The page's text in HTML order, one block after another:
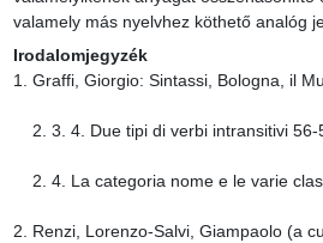
valamely más nyelvhez köthető analóg
Irodalomjegyzék
1. Graffi, Giorgio: Sintassi, Bologna, il
2. 3. 4. Due tipi di verbi intransitivi 56-
2. 4. La categoria nome e le varie
2. Renzi, Lorenzo-Salvi, Giampaolo (a